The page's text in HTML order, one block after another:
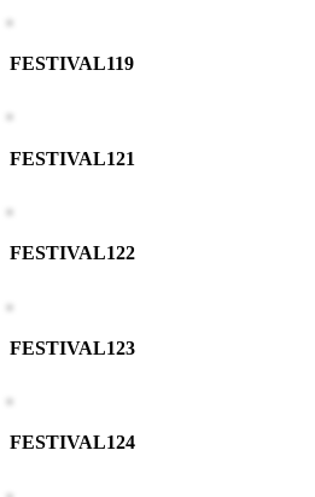
FESTIVAL119
FESTIVAL121
FESTIVAL122
FESTIVAL123
FESTIVAL124